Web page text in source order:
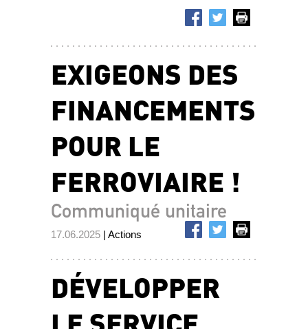
EXIGEONS DES
FINANCEMENTS
POUR LE
FERROVIAIRE !
Communiqué unitaire
17.06.2025 | Actions
DÉVELOPPER